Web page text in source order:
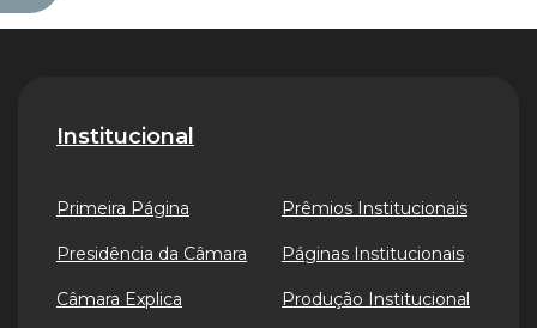
Institucional
Primeira Página
Presidência da Câmara
Câmara Explica
Prêmios Institucionais
Páginas Institucionais
Produção Institucional